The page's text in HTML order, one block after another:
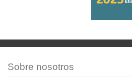
Sobre nosotros